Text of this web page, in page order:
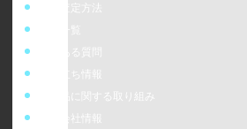
事前査定方法
店舗一覧
よくある質問
偽造品に関する取り組み